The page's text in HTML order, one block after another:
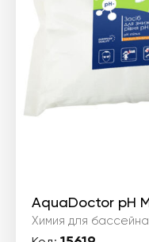
AquaDoctor pH
Химия для бассейна